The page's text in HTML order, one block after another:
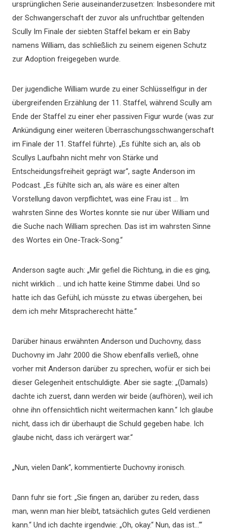
ursprünglichen Serie auseinanderzusetzen: Insbesondere mit
der Schwangerschaft der zuvor als unfruchtbar geltenden
Scully Im Finale der siebten Staffel bekam er ein Baby
namens William, das schließlich zu seinem eigenen Schutz
zur Adoption freigegeben wurde.
Der jugendliche William wurde zu einer Schlüsselfigur in der
übergreifenden Erzählung der 11. Staffel, während Scully am
Ende der Staffel zu einer eher passiven Figur wurde (was zur
Ankündigung einer weiteren Überraschungsschwangerschaft
im Finale der 11. Staffel führte). „Es fühlte sich an, als ob
Scullys Laufbahn nicht mehr von Stärke und
Entscheidungsfreiheit geprägt war“, sagte Anderson im
Podcast. „Es fühlte sich an, als wäre es einer alten
Vorstellung davon verpflichtet, was eine Frau ist … Im
wahrsten Sinne des Wortes konnte sie nur über William und
die Suche nach William sprechen. Das ist im wahrsten Sinne
des Wortes ein One-Track-Song.“
Anderson sagte auch: „Mir gefiel die Richtung, in die es ging,
nicht wirklich … und ich hatte keine Stimme dabei. Und so
hatte ich das Gefühl, ich müsste zu etwas übergehen, bei
dem ich mehr Mitspracherecht hätte.“
Darüber hinaus erwähnten Anderson und Duchovny, dass
Duchovny im Jahr 2000 die Show ebenfalls verließ, ohne
vorher mit Anderson darüber zu sprechen, wofür er sich bei
dieser Gelegenheit entschuldigte. Aber sie sagte: „(Damals)
dachte ich zuerst, dann werden wir beide (aufhören), weil ich
ohne ihn offensichtlich nicht weitermachen kann.“ Ich glaube
nicht, dass ich dir überhaupt die Schuld gegeben habe. Ich
glaube nicht, dass ich verärgert war.“
„Nun, vielen Dank“, kommentierte Duchovny ironisch.
Dann fuhr sie fort: „Sie fingen an, darüber zu reden, dass
man, wenn man hier bleibt, tatsächlich gutes Geld verdienen
kann.“ Und ich dachte irgendwie: „Oh, okay.“ Nun, das ist…‘“